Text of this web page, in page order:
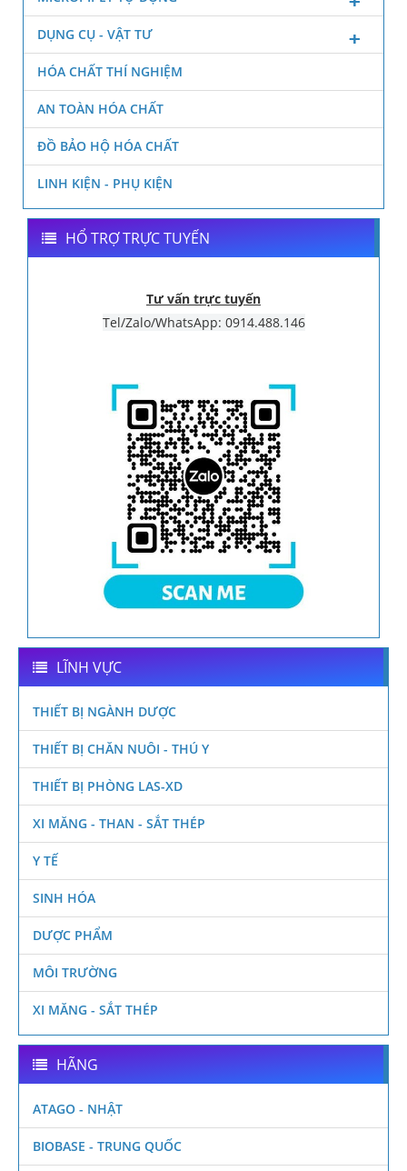
DỤNG CỤ - VẬT TƯ
HÓA CHẤT THÍ NGHIỆM
AN TOÀN HÓA CHẤT
ĐỒ BẢO HỘ HÓA CHẤT
LINH KIỆN - PHỤ KIỆN
HỔ TRỢ TRỰC TUYẾN
Tư vấn trực tuyến
Tel/Zalo/WhatsApp: 0914.488.146
LĨNH VỰC
THIẾT BỊ NGÀNH DƯỢC
THIẾT BỊ CHĂN NUÔI - THÚ Y
THIẾT BỊ PHÒNG LAS-XD
XI MĂNG - THAN - SẮT THÉP
Y TẾ
SINH HÓA
DƯỢC PHẨM
MÔI TRƯỜNG
XI MĂNG - SẮT THÉP
HÃNG
ATAGO - NHẬT
BIOBASE - TRUNG QUỐC